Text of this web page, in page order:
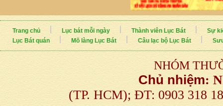
Trang chủ Lục bát mỗi ngày Thành viên Lục Bát
Sự
Lục Bát quán
Mõ làng Lục Bát Câu lạc bộ Lục Bát
NHÓM
Chủ nhiệm:
(TP. HCM); ĐT: 0903 318